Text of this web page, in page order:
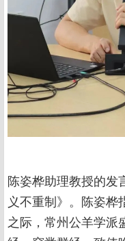
陈姿桦助理教授的发
义不重制》。陈姿桦
之际，常州公羊学派